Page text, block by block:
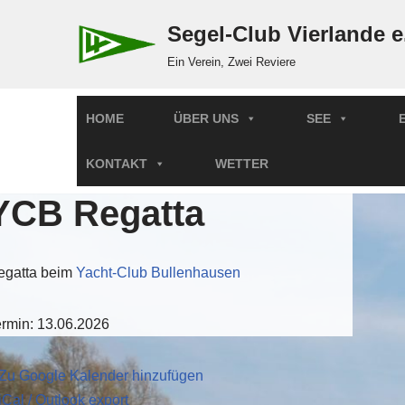
Segel-Club Vierlande
Ein Verein, Zwei Reviere
HOME ÜBER UNS SEE
KONTAKT WETTER
Regatta
beim Yacht-Club Bullenhausen
13.06.2026
Google Kalender hinzufügen
/ Outlook export